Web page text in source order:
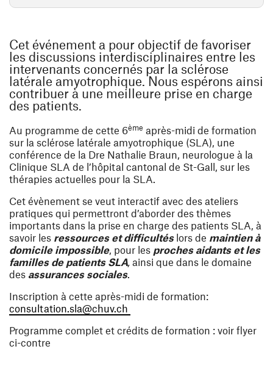
Cet événement a pour objectif de favoriser
les discussions interdisciplinaires entre les
intervenants concernés par la sclérose
latérale amyotrophique. Nous espérons ainsi
contribuer à une meilleure prise en charge
des patients.
Au programme de cette 6ème après-midi de formation
sur la sclérose latérale amyotrophique (SLA), une
conférence de la Dre Nathalie Braun, neurologue à la
Clinique SLA de l’hôpital cantonal de St-Gall, sur les
thérapies actuelles pour la SLA.
Cet évènement se veut interactif avec des ateliers
pratiques qui permettront d’aborder des thèmes
importants dans la prise en charge des patients SLA, à
savoir les ressources et difficultéslors de maintien à
domicile impossible, pour les proches aidants et les
familles de patients SLA, ainsi que dans le domaine
des assurances sociales.
Inscription à cette après-midi de formation:
consultation.sla@chuv.ch
Programme complet et crédits de formation : voir flyer
ci-contre